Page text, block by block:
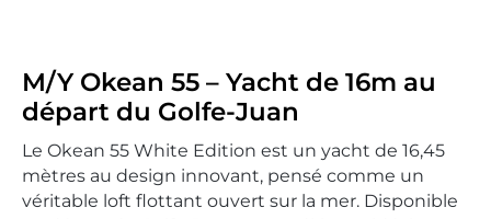
M/Y Okean 55 – Yacht de 16m au
départ du Golfe-Juan
Le Okean 55 White Edition est un yacht de 16,45
mètres au design innovant, pensé comme un
véritable loft flottant ouvert sur la mer. Disponible